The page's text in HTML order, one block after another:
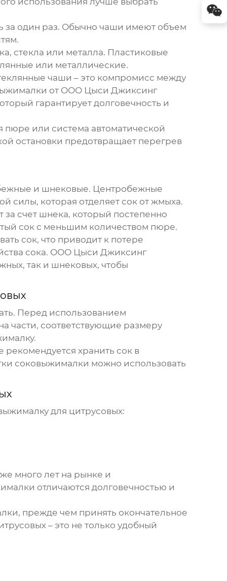
за один раз. Обычно чаши имеют объем
стекла или металла. Пластиковые
или металлические.
чаши – это компромисс между
от ООО Цыси Джиксинг
гарантирует долговечность и
пюре или система автоматической
остановки предотвращает перегрев
и шнековые. Центробежные
силы, которая отделяет сок от жмыха.
счет шнека, который постепенно
сок с меньшим количеством пюре.
сок, что приводит к потере
сока. ООО Цыси Джиксинг
так и шнековых, чтобы
Перед использованием
части, соответствующие размеру
хранить сок в
соковыжималки можно использовать
для цитрусовых:
много лет на рынке и
отличаются долговечностью и
прежде чем принять окончательное
– это не только удобный